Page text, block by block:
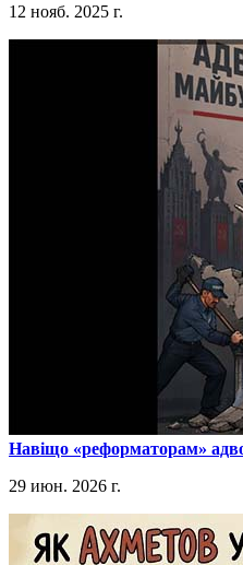
12 нояб. 2025 г.
​Навіщо «реформаторам»
29 июн. 2026 г.